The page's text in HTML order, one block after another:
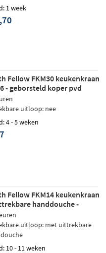
1 week
Fellow FKM30 keukenkraan
- geborsteld koper pvd
uitloop: nee
4 - 5 weken
Fellow FKM14 keukenkraan
handdouche -
koper pvd
uitloop: met uittrekbare
10 - 11 weken